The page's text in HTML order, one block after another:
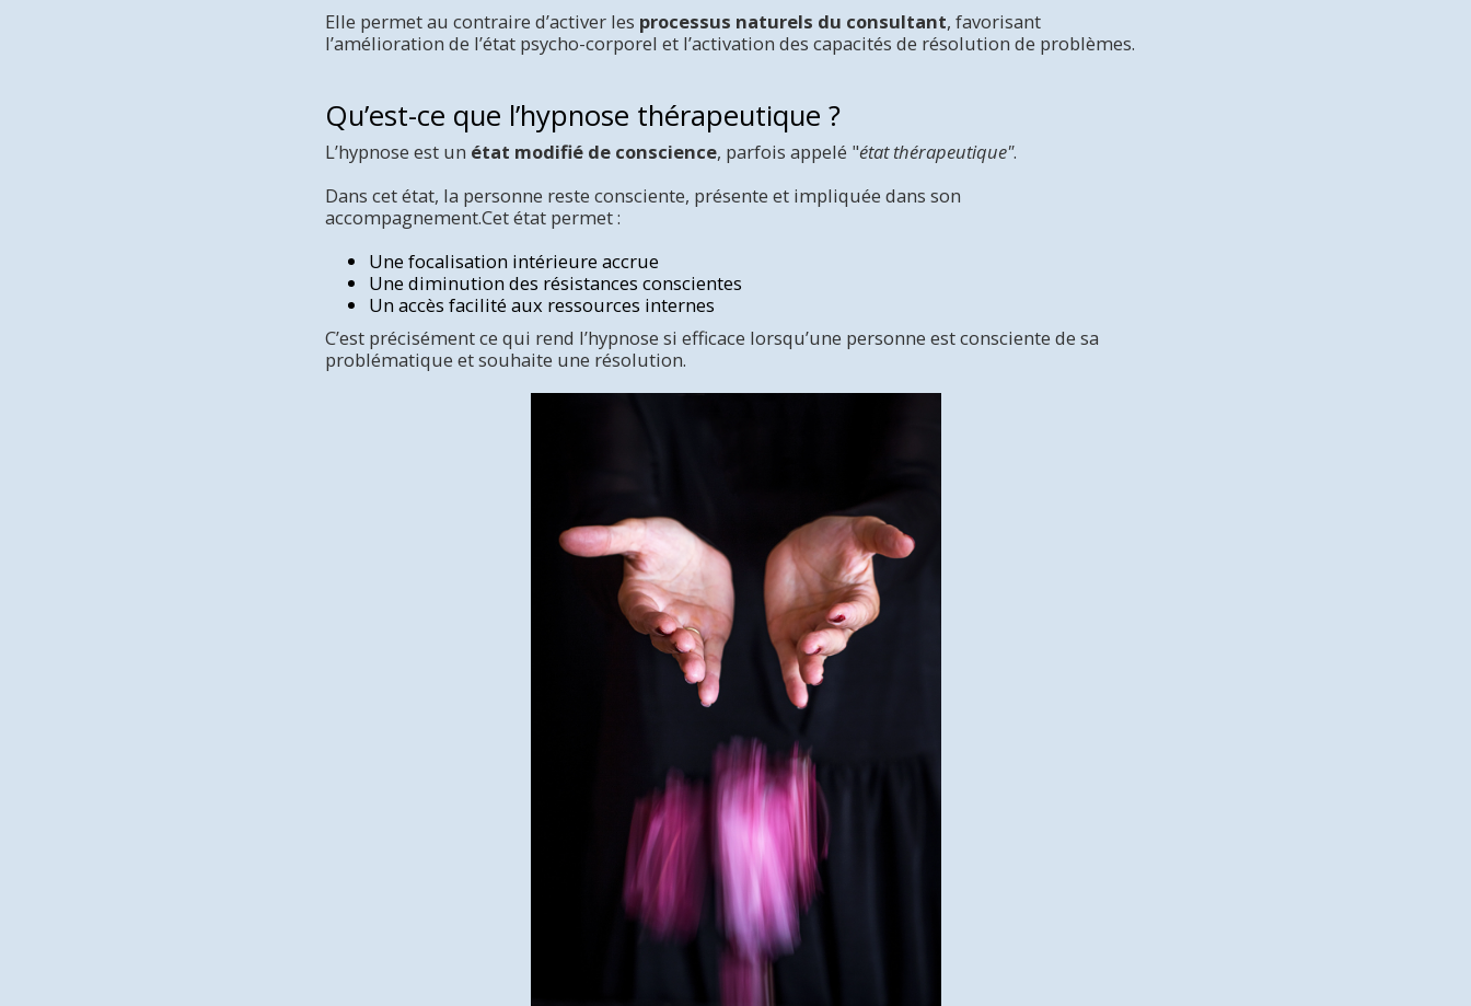
Elle permet au contraire d’activer les processus naturels du consultant, favorisant
l’amélioration de l’état psycho-corporel et l’activation des capacités de résolution de problèmes.
Qu’est-ce que l’hypnose thérapeutique ?
L’hypnose est un état modifié de conscience, parfois appelé "état thérapeutique".
Dans cet état, la personne reste consciente, présente et impliquée dans son
accompagnement.Cet état permet :
Une focalisation intérieure accrue
Une diminution des résistances conscientes
Un accès facilité aux ressources internes
C’est précisément ce qui rend l’hypnose si efficace lorsqu’une personne est consciente de sa
problématique et souhaite une résolution.